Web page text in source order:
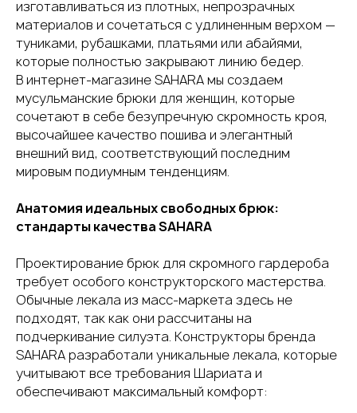
изготавливаться из плотных, непрозрачных
материалов и сочетаться с удлиненным верхом —
туниками, рубашками, платьями или абайями,
которые полностью закрывают линию бедер.
В интернет-магазине SAHARA мы создаем
мусульманские брюки для женщин, которые
сочетают в себе безупречную скромность кроя,
высочайшее качество пошива и элегантный
внешний вид, соответствующий последним
мировым подиумным тенденциям.
Анатомия идеальных свободных брюк:
стандарты качества SAHARA
Проектирование брюк для скромного гардероба
требует особого конструкторского мастерства.
Обычные лекала из масс-маркета здесь не
подходят, так как они рассчитаны на
подчеркивание силуэта. Конструкторы бренда
SAHARA разработали уникальные лекала, которые
учитывают все требования Шариата и
обеспечивают максимальный комфорт: